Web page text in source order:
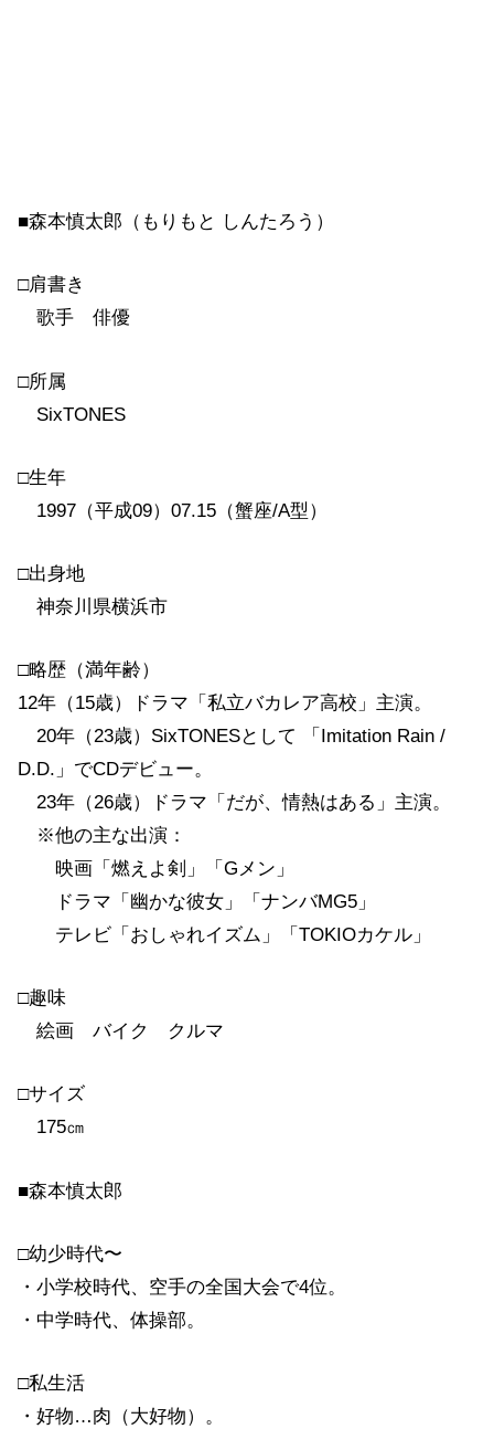
■森本慎太郎（もりもと しんたろう）
□肩書き
歌手 俳優
□所属
SixTONES
□生年
1997（平成09）07.15（蟹座/A型）
□出身地
神奈川県横浜市
□略歴（満年齢）
12年（15歳）ドラマ「私立バカレア高校」主演。
20年（23歳）SixTONESとして 「Imitation Rain /
D.D.」でCDデビュー。
23年（26歳）ドラマ「だが、情熱はある」主演。
※他の主な出演：
映画「燃えよ剣」「Gメン」
ドラマ「幽かな彼女」「ナンバMG5」
テレビ「おしゃれイズム」「TOKIOカケル」
□趣味
絵画 バイク クルマ
□サイズ
175㎝
■森本慎太郎
□幼少時代〜
・小学校時代、空手の全国大会で4位。
・中学時代、体操部。
□私生活
・好物…肉（大好物）。